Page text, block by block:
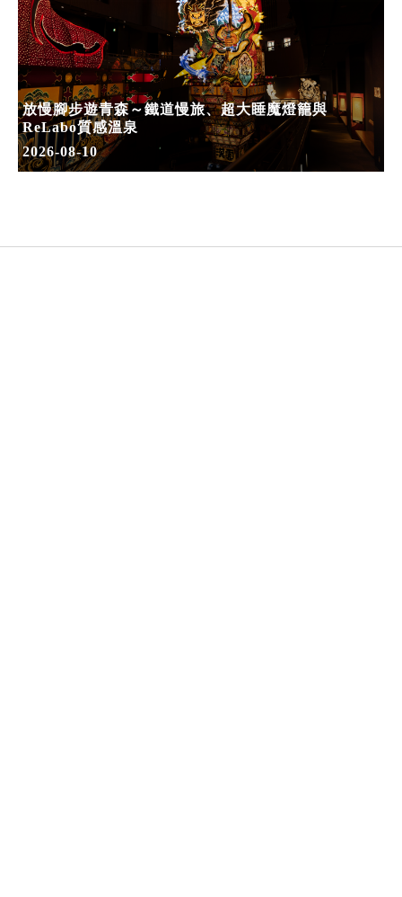
放慢腳步遊青森～鐵道慢旅、超大睡魔燈籠與
ReLabo質感溫泉
2026-08-10